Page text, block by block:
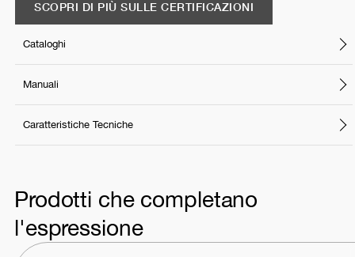
SCOPRI DI PIÙ SULLE CERTIFICAZIONI
Cataloghi
Manuali
Caratteristiche Tecniche
Prodotti che completano
l'espressione